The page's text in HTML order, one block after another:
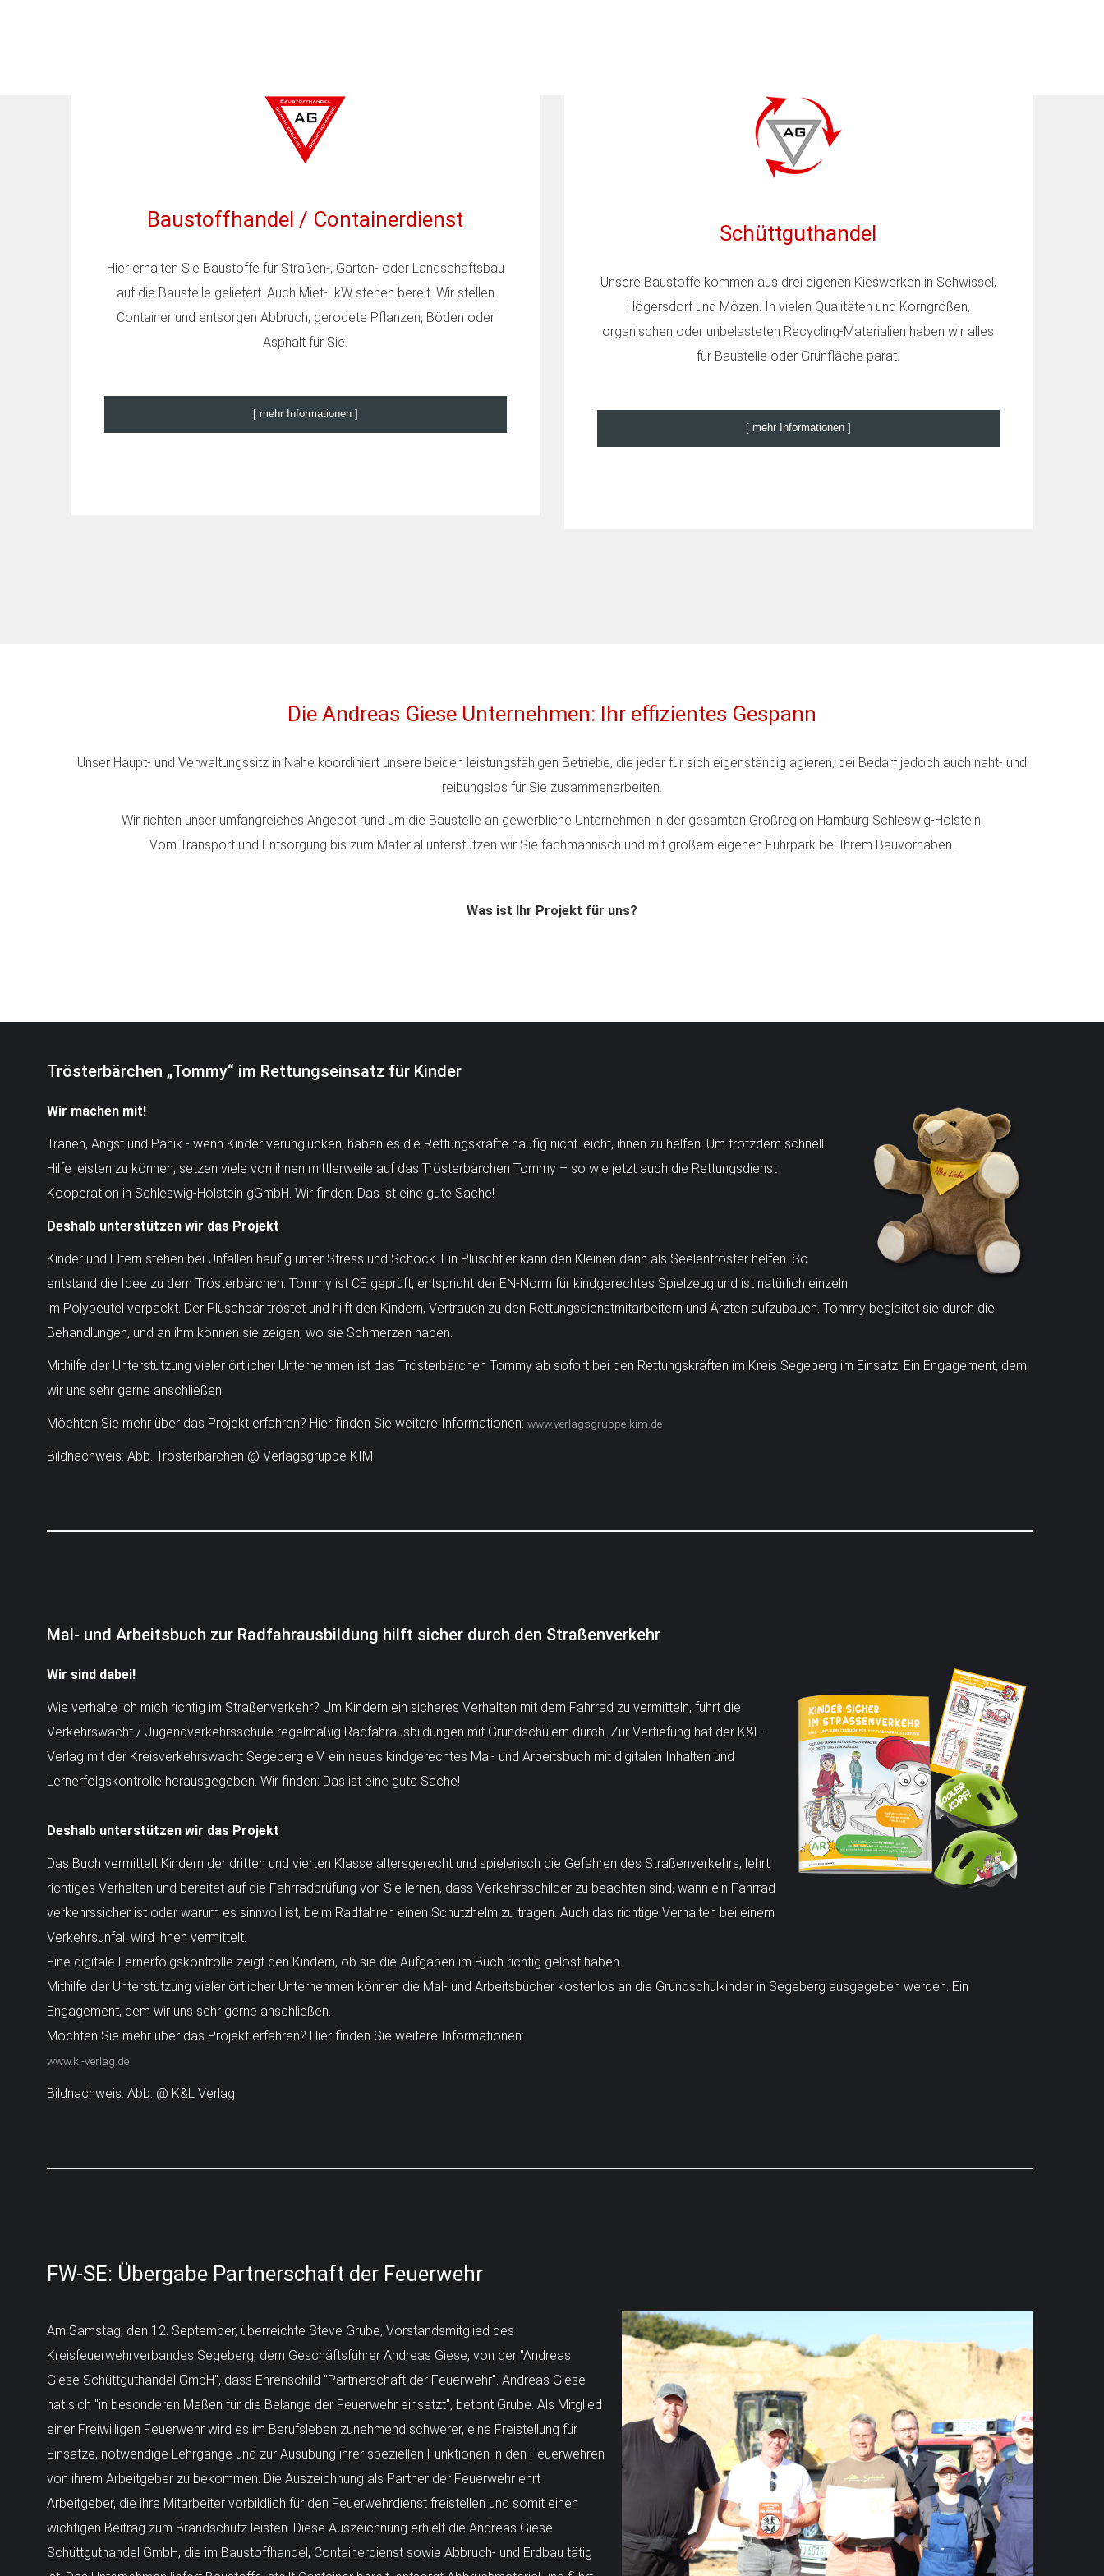
Baustoffhandel / Containerdienst
Hier erhalten Sie Baustoffe für Straßen-, Garten- oder Landschaftsbau
auf die Baustelle geliefert. Auch Miet-LkW stehen bereit. Wir stellen
Container und entsorgen Abbruch, gerodete Pflanzen, Böden oder
Asphalt für Sie.
[ mehr Informationen ]
Schüttguthandel
Unsere Baustoffe kommen aus drei eigenen Kieswerken in Schwissel,
Högersdorf und Mözen. In vielen Qualitäten und Korngrößen,
organischen oder unbelasteten Recycling-Materialien haben wir alles
für Baustelle oder Grünfläche parat.
[ mehr Informationen ]
Die Andreas Giese Unternehmen: Ihr effizientes Gespann
Unser Haupt- und Verwaltungssitz in Nahe koordiniert unsere beiden leistungsfähigen Betriebe, die jeder für sich eigenständig agieren, bei Bedarf jedoch auch naht- und
reibungslos für Sie zusammenarbeiten.
Wir richten unser umfangreiches Angebot rund um die Baustelle an gewerbliche Unternehmen in der gesamten Großregion Hamburg Schleswig-Holstein.
Vom Transport und Entsorgung bis zum Material unterstützen wir Sie fachmännisch und mit großem eigenen Fuhrpark bei Ihrem Bauvorhaben.
Was ist Ihr Projekt für uns?
Trösterbärchen „Tommy“ im Rettungseinsatz für Kinder
Wir machen mit!
Tränen, Angst und Panik - wenn Kinder verunglücken, haben es die Rettungskräfte häufig nicht leicht, ihnen zu helfen. Um trotzdem schnell
Hilfe leisten zu können, setzen viele von ihnen mittlerweile auf das Trösterbärchen Tommy – so wie jetzt auch die Rettungsdienst
Kooperation in Schleswig-Holstein gGmbH. Wir finden: Das ist eine gute Sache!
Deshalb unterstützen wir das Projekt
Kinder und Eltern stehen bei Unfällen häufig unter Stress und Schock. Ein Plüschtier kann den Kleinen dann als Seelentröster helfen. So
entstand die Idee zu dem Trösterbärchen. Tommy ist CE geprüft, entspricht der EN-Norm für kindgerechtes Spielzeug und ist natürlich einzeln
im Polybeutel verpackt. Der Plüschbär tröstet und hilft den Kindern, Vertrauen zu den Rettungsdienstmitarbeitern und Ärzten aufzubauen. Tommy begleitet sie durch die
Behandlungen, und an ihm können sie zeigen, wo sie Schmerzen haben.
Mithilfe der Unterstützung vieler örtlicher Unternehmen ist das Trösterbärchen Tommy ab sofort bei den Rettungskräften im Kreis Segeberg im Einsatz. Ein Engagement, dem
wir uns sehr gerne anschließen.
Möchten Sie mehr über das Projekt erfahren? Hier finden Sie weitere Informationen: www.verlagsgruppe-kim.de
Bildnachweis: Abb. Trösterbärchen @ Verlagsgruppe KIM
Mal- und Arbeitsbuch zur Radfahrausbildung hilft sicher durch den Straßenverkehr
Wir sind dabei!
Wie verhalte ich mich richtig im Straßenverkehr? Um Kindern ein sicheres Verhalten mit dem Fahrrad zu vermitteln, führt die
Verkehrswacht / Jugendverkehrsschule regelmäßig Radfahrausbildungen mit Grundschülern durch. Zur Vertiefung hat der K&L-
Verlag mit der Kreisverkehrswacht Segeberg e.V. ein neues kindgerechtes Mal- und Arbeitsbuch mit digitalen Inhalten und
Lernerfolgskontrolle herausgegeben. Wir finden: Das ist eine gute Sache!
Deshalb unterstützen wir das Projekt
Das Buch vermittelt Kindern der dritten und vierten Klasse altersgerecht und spielerisch die Gefahren des Straßenverkehrs, lehrt
richtiges Verhalten und bereitet auf die Fahrradprüfung vor. Sie lernen, dass Verkehrsschilder zu beachten sind, wann ein Fahrrad
verkehrssicher ist oder warum es sinnvoll ist, beim Radfahren einen Schutzhelm zu tragen. Auch das richtige Verhalten bei einem
Verkehrsunfall wird ihnen vermittelt.
Eine digitale Lernerfolgskontrolle zeigt den Kindern, ob sie die Aufgaben im Buch richtig gelöst haben.
Mithilfe der Unterstützung vieler örtlicher Unternehmen können die Mal- und Arbeitsbücher kostenlos an die Grundschulkinder in Segeberg ausgegeben werden. Ein
Engagement, dem wir uns sehr gerne anschließen.
Möchten Sie mehr über das Projekt erfahren? Hier finden Sie weitere Informationen:
www.kl-verlag.de
Bildnachweis: Abb. @ K&L Verlag
FW-SE: Übergabe Partnerschaft der Feuerwehr
Am Samstag, den 12. September, überreichte Steve Grube, Vorstandsmitglied des
Kreisfeuerwehrverbandes Segeberg, dem Geschäftsführer Andreas Giese, von der "Andreas
Giese Schüttguthandel GmbH", dass Ehrenschild "Partnerschaft der Feuerwehr". Andreas Giese
hat sich "in besonderen Maßen für die Belange der Feuerwehr einsetzt", betont Grube. Als Mitglied
einer Freiwilligen Feuerwehr wird es im Berufsleben zunehmend schwerer, eine Freistellung für
Einsätze, notwendige Lehrgänge und zur Ausübung ihrer speziellen Funktionen in den Feuerwehren
von ihrem Arbeitgeber zu bekommen. Die Auszeichnung als Partner der Feuerwehr ehrt
Arbeitgeber, die ihre Mitarbeiter vorbildlich für den Feuerwehrdienst freistellen und somit einen
wichtigen Beitrag zum Brandschutz leisten. Diese Auszeichnung erhielt die Andreas Giese
Schüttguthandel GmbH, die im Baustoffhandel, Containerdienst sowie Abbruch- und Erdbau tätig